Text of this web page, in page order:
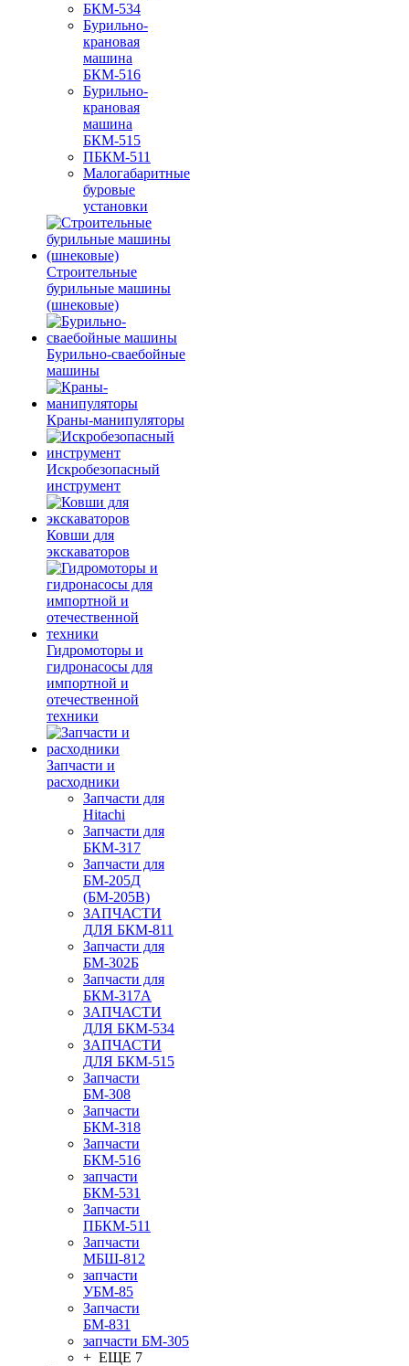
БКМ-534
Бурильно-
крановая
машина
БКМ-516
Бурильно-
крановая
машина
БКМ-515
ПБКМ-511
Малогабаритные
буровые
установки
Строительные
бурильные машины
(шнековые)
Бурильно-сваебойные
машины
Краны-манипуляторы
Искробезопасный
инструмент
Ковши для
экскаваторов
Гидромоторы и
гидронасосы для
импортной и
отечественной
техники
Запчасти и
расходники
Запчасти для
Hitachi
Запчасти для
БКМ-317
Запчасти для
БМ-205Д
(БМ-205В)
ЗАПЧАСТИ
ДЛЯ БКМ-811
Запчасти для
БМ-302Б
Запчасти для
БКМ-317А
ЗАПЧАСТИ
ДЛЯ БКМ-534
ЗАПЧАСТИ
ДЛЯ БКМ-515
Запчасти
БМ-308
Запчасти
БКМ-318
Запчасти
БКМ-516
запчасти
БКМ-531
Запчасти
ПБКМ-511
Запчасти
МБШ-812
запчасти
УБМ-85
Запчасти
БМ-831
запчасти БМ-305
+ ЕЩЕ 7